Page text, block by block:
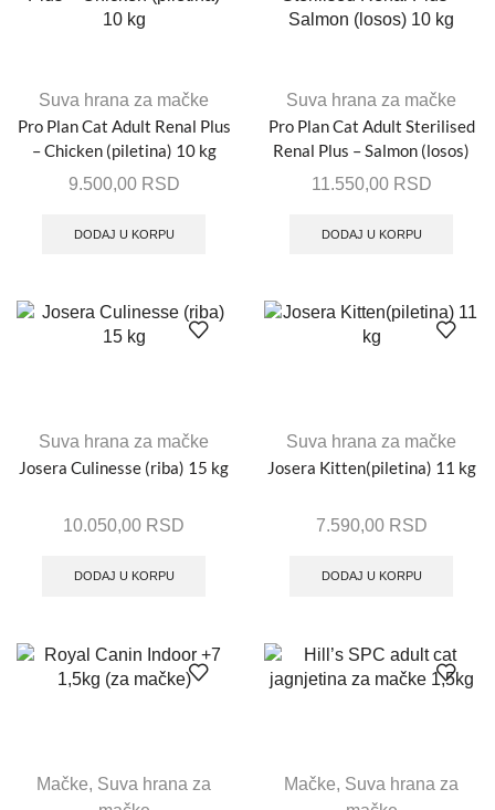
Suva hrana za mačke
Pro Plan Cat Adult Renal Plus
– Chicken (piletina) 10 kg
9.500,00 RSD
DODAJ U KORPU
Suva hrana za mačke
Pro Plan Cat Adult Sterilised
Renal Plus – Salmon (losos)
10 kg
11.550,00 RSD
DODAJ U KORPU
Suva hrana za mačke
Josera Culinesse (riba) 15 kg
10.050,00 RSD
DODAJ U KORPU
Suva hrana za mačke
Josera Kitten(piletina) 11 kg
7.590,00 RSD
DODAJ U KORPU
Mačke, Suva hrana za
Mačke, Suva hrana za